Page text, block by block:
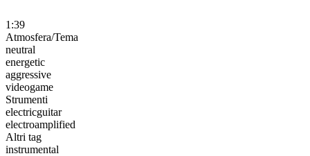
1:39
Atmosfera/Tema
neutral
energetic
aggressive
videogame
Strumenti
electricguitar
electroamplified
Altri tag
instrumental